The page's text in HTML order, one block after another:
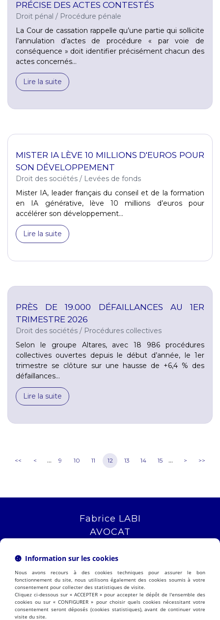
PRÉCISE DES ACTES CONTESTÉS
Droit pénal / Procédure pénale
La Cour de cassation rappelle qu’une partie qui sollicite
l’annulation d’actes de procédure « par voie de
conséquence » doit identifier précisément chacun des
actes concernés...
Lire la suite
MISTER IA LÈVE 10 MILLIONS D'EUROS POUR
SON DÉVELOPPEMENT
Droit des sociétés / Levées de fonds
Mister IA, leader français du conseil et de la formation
en IA générative, lève 10 millions d’euros pour
accélérer son développement...
Lire la suite
PRÈS DE 19.000 DÉFAILLANCES AU 1ER
TRIMESTRE 2026
Droit des sociétés / Procédures collectives
Selon le groupe Altares, avec 18 986 procédures
collectives ouvertes depuis le début d’année, le 1er
trimestre se clôture sur une hausse de +6,4 % des
défaillances...
Lire la suite
<< < ... 9 10 11 12 13 14 15 ... > >>
Fabrice LABI
AVOCAT
13006 MARSEILLE
NOUS LOCALISER
PRÉSENTATION EXPERTISES
Information sur les cookies
Nous avons recours à des cookies techniques pour assurer le bon
fonctionnement du site, nous utilisons également des cookies soumis à votre
consentement pour collecter des statistiques de visite.
Cliquez ci-dessous sur « ACCEPTER » pour accepter le dépôt de l'ensemble des
cookies ou sur « CONFIGURER » pour choisir quels cookies nécessitant votre
consentement seront déposés (cookies statistiques), avant de continuer votre
visite du site.